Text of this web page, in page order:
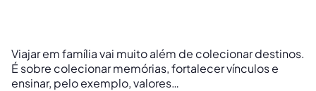
Viajar em família vai muito além de colecionar destinos.
É sobre colecionar memórias, fortalecer vínculos e
ensinar, pelo exemplo, valores…